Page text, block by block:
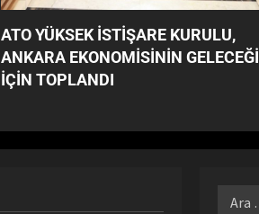
ATO YÜKSEK İSTİŞARE KURULU,
ANKARA EKONOMİSİNİN GELECEĞİ
İÇİN TOPLANDI